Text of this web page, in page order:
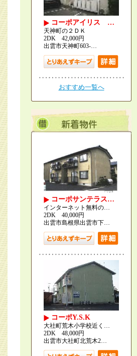
コーポアイリス …
天神町の２ＤＫ
2DK 42,000円
出雲市天神町603-…
おすすめ一覧へ
コーポサンテラス…
インターネット無料の…
2DK 40,000円
出雲市島根県出雲市下…
コーポY.S.K
大社町荒木小学校近く…
2DK 48,000円
出雲市大社町北荒木2…